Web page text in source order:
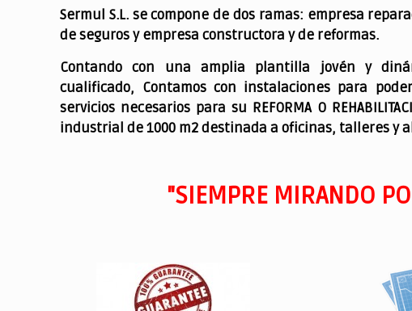
Sermul S.L. se compone de dos ramas: empresa
de seguros y empresa constructora y de reformas.
Contando con una amplia plantilla jovén y
cualificado, Contamos con instalaciones para
servicios necesarios para su REFORMA O
industrial de 1000 m2 destinada a oficinas, talleres y
"SIEMPRE MIRANDO